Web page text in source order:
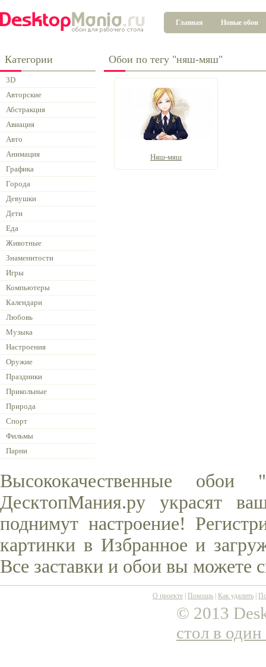
Главная Новые обои
Категории
3D
Авторские
Абстракция
Авиация
Авто
Анимация
Графика
Города
Девушки
Дети
Еда
Животные
Знаменитости
Игры
Компьютеры
Календари
Любовь
Музыка
Настроения
Оружие
Праздники
Прикольные
Природа
Спорт
Фильмы
Парни
Обои по тегу "няш-мяш"
Няш-мяш
Высококачественные
ДесктопМания.ру украсят
поднимут настроение!
картинки в Избранное и
Все заставки и обои вы можете
О проекте Помощь Как удалить
© 2013
стол в